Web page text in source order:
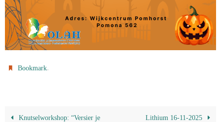
Bookmark.
Knutselworkshop: “Versier je
Lithium 16-11-2025